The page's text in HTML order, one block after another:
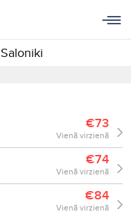
Saloniki
€73
Vienā virzienā
€74
Vienā virzienā
€84
Vienā virzienā